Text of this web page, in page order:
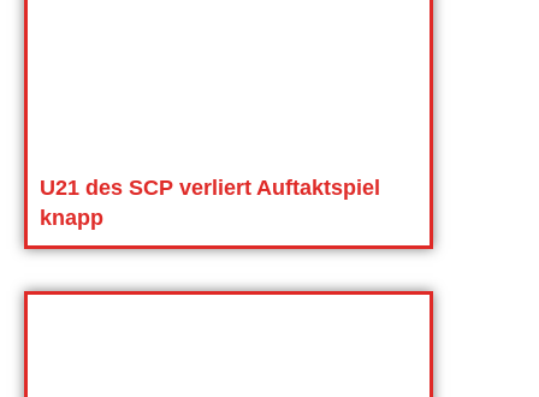
U21 des SCP verliert Auftaktspiel
knapp